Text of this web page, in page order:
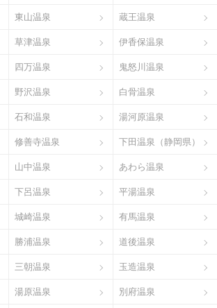
東山温泉 蔵王温泉
草津温泉 伊香保温泉
四万温泉 鬼怒川温泉
野沢温泉 白骨温泉
石和温泉 湯河原温泉
修善寺温泉 下田温泉（静岡県）
山中温泉 あわら温泉
下呂温泉 平湯温泉
城崎温泉 有馬温泉
勝浦温泉 道後温泉
三朝温泉 玉造温泉
湯原温泉 別府温泉